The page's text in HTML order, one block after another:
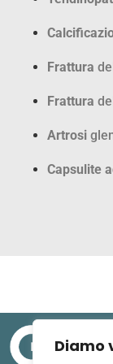
Diamo
Frattura
Frattura
Artrosi
Capsulite